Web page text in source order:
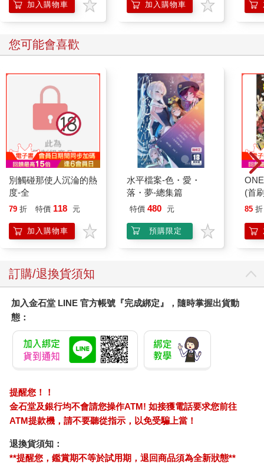
加入購物車 加入購物車
您可能會喜歡
別觸碰那使人沉淪的熱
度-全
79 折 特價 118 元
加入購物車
水平檔案-色・愛・
落・夢-總集篇
特價 480 元
預購限定
(首
85 折
訂購/退換貨須知
加入金石堂 LINE 官方帳號『完成綁定』，隨時掌握出貨動
態：
提醒您！！
金石堂及銀行均不會請您操作ATM! 如接獲電話要求您前往
ATM提款機，請不要聽從指示，以免受騙上當！
退換貨須知：
**提醒您，鑑賞期不等於試用期，退回商品須為全新狀態**